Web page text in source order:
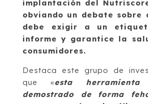
implantación del
obviando un debate sobre
debe exigir a un
informe y garantice la
consumidores.
Destaca este grupo de
que «esta
demostrado de forma